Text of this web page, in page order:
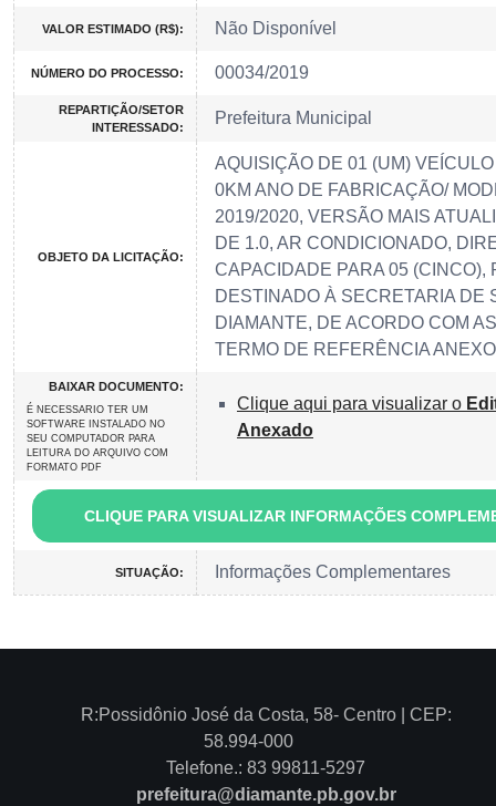
VALOR ESTIMADO (R$): Não Disponível
NÚMERO DO PROCESSO: 00034/2019
REPARTIÇÃO/SETOR
INTERESSADO:
Prefeitura Municipal
OBJETO DA LICITAÇÃO:
AQUISIÇÃO DE 01 (UM)
0KM ANO DE FABRICAÇÃO/
2019/2020, VERSÃO MAIS
DE 1.0, AR CONDICIONADO,
CAPACIDADE PARA 05 (CINCO),
DESTINADO À SECRETARIA DE
DIAMANTE, DE ACORDO COM
TERMO DE REFERÊNCIA
BAIXAR DOCUMENTO:
É NECESSARIO TER UM
SOFTWARE INSTALADO NO
SEU COMPUTADOR PARA
LEITURA DO ARQUIVO COM
FORMATO PDF
Clique aqui para visualizar o
Anexado
CLIQUE PARA VISUALIZAR INFORMAÇÕES
SITUAÇÃO: Informações Complementares
R:Possidônio José da Costa, 58- Centro | CEP:
58.994-000
Telefone.: 83 99811-5297
prefeitura@diamante.pb.gov.br